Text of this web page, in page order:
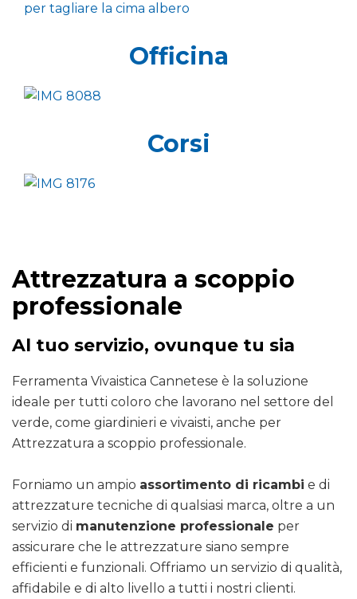
Officina
Corsi
Attrezzatura a scoppio
professionale
Al tuo servizio, ovunque tu sia
Ferramenta Vivaistica Cannetese è la soluzione
ideale per tutti coloro che lavorano nel settore del
verde, come giardinieri e vivaisti, anche per
Attrezzatura a scoppio professionale.
Forniamo un ampio assortimento di ricambi e di
attrezzature tecniche di qualsiasi marca, oltre a un
servizio di manutenzione professionale per
assicurare che le attrezzature siano sempre
efficienti e funzionali. Offriamo un servizio di qualità,
affidabile e di alto livello a tutti i nostri clienti.